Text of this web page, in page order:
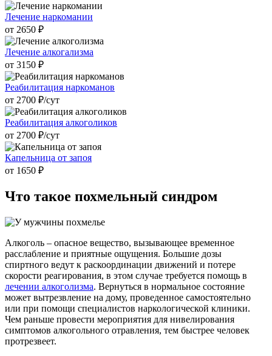
Лечение наркомании
от 2650 ₽
Лечение алкогализма
от 3150 ₽
Реабилитация наркоманов
от 2700 ₽/cут
Реабилитация алкоголиков
от 2700 ₽/cут
Капельница от запоя
от 1650 ₽
Что такое похмельный синдром
Алкоголь – опасное вещество, вызывающее временное
расслабление и приятные ощущения. Большие дозы
спиртного ведут к раскоординации движений и потере
скорости реагирования, в этом случае требуется помощь в
лечении алкоголизма. Вернуться в нормальное состояние
может вытрезвление на дому, проведенное самостоятельно
или при помощи специалистов наркологической клиники.
Чем раньше провести мероприятия для нивелирования
симптомов алкогольного отравления, тем быстрее человек
протрезвеет.